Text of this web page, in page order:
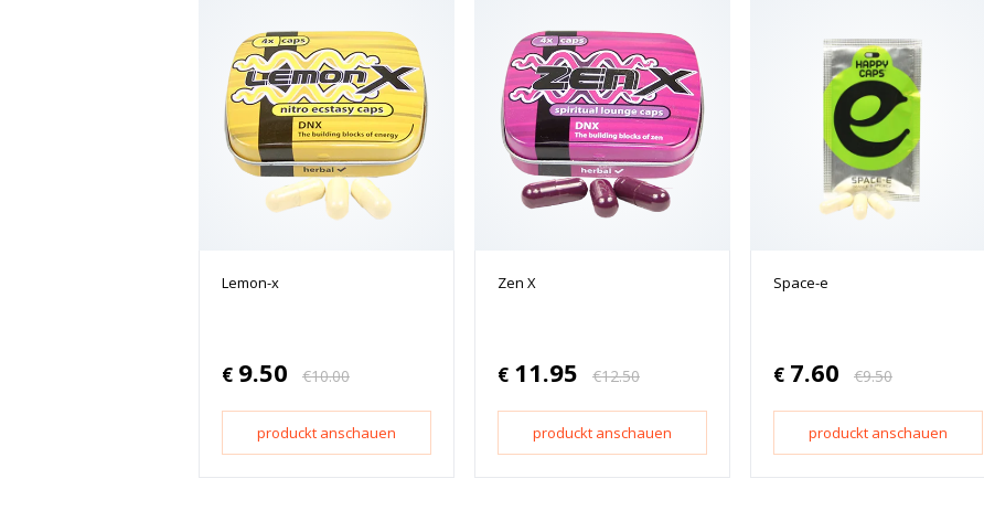
Lemon-x
€ 9.50 €10.00
produckt anschauen
Zen X
€ 11.95 €12.50
produckt anschauen
Space-e
€ 7.60 €9.50
produckt anschauen